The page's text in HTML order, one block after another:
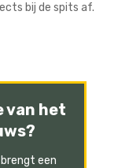
bij de spits af.
van het
een